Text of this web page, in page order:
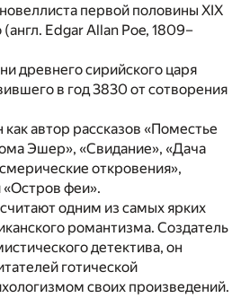
первой половины XIX
Edgar Allan Poe, 1809–
древнего сирийского царя
в год 3830 от сотворения
автор рассказов «Поместье
Эшер», «Свидание», «Дача
откровения»,
феи».
одним из самых ярких
романтизма. Создатель
детектива, он
готической
своих произведений.